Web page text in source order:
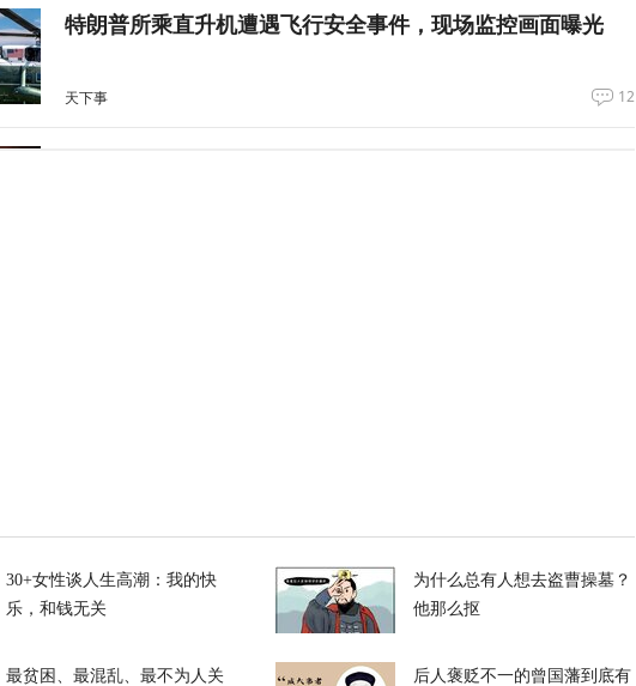
特朗普所乘直升机遭遇飞行安全事件，现场监控画面曝光
天下事 12
30+女性谈人生高潮：我的快
乐，和钱无关
为什么总有人想去盗曹操墓？
他那么抠
最贫困、最混乱、最不为人关
后人褒贬不一的曾国藩到底有